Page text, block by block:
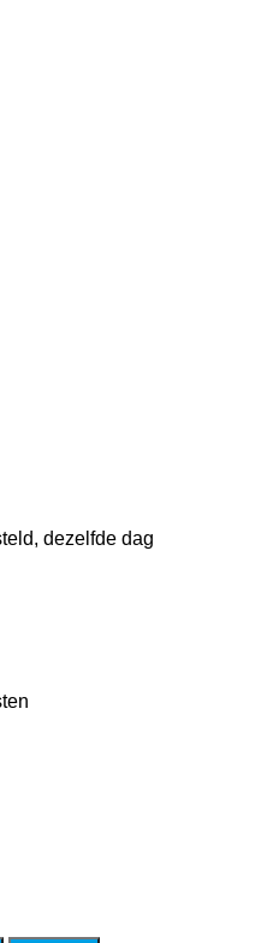
dezelfde dag